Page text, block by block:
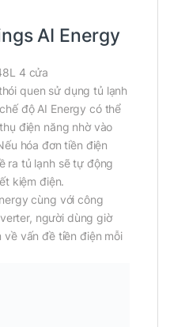
AI Energy
4 cửa
quen sử dụng tủ lạnh
độ AI Energy có thể
điện năng nhờ vào
hóa đơn tiền điện
ra tủ lạnh sẽ tự động
kiệm điện.
cùng với công
người dùng giờ
vấn đề tiền điện mỗi